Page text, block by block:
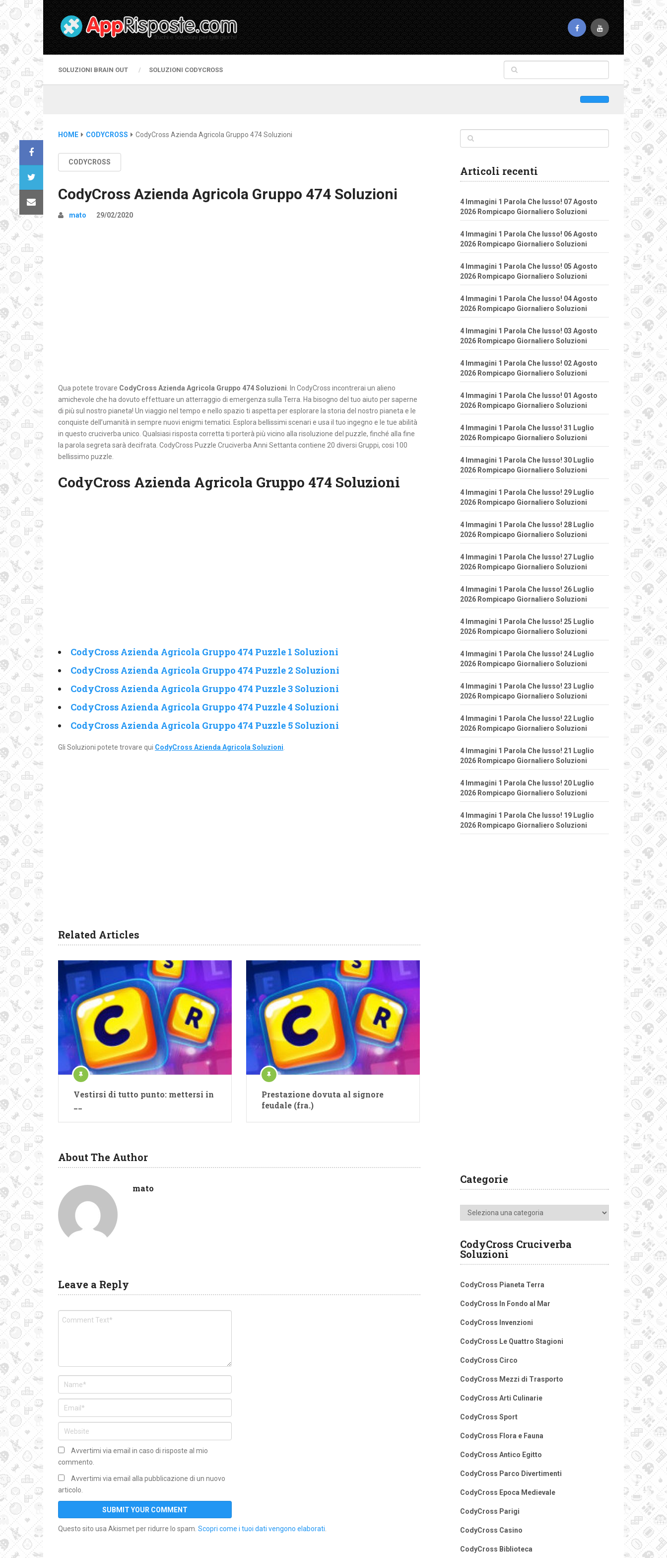
SOLUZIONI BRAIN OUT SOLUZIONI CODYCROSS
HOME CODYCROSS CodyCross Azienda Agricola Gruppo 474 Soluzioni
CODYCROSS
CodyCross Azienda Agricola Gruppo 474 Soluzioni
mato 29/02/2020
Qua potete trovare CodyCross Azienda Agricola Gruppo 474 Soluzioni . In CodyCross incontrerai un alieno
amichevole che ha dovuto effettuare un atterraggio di emergenza sulla Terra. Ha bisogno del tuo aiuto per saperne
di più sul nostro pianeta! Un viaggio nel tempo e nello spazio ti aspetta per esplorare la storia del nostro pianeta e le
conquiste dell’umanità in sempre nuovi enigmi tematici. Esplora bellissimi scenari e usa il tuo ingegno e le tue abilità
in questo cruciverba unico. Qualsiasi risposta corretta ti porterà più vicino alla risoluzione del puzzle, finché alla fine
la parola segreta sarà decifrata. CodyCross Puzzle Cruciverba Anni Settanta contiene 20 diversi Gruppi, cosi 100
bellissimo puzzle.
CodyCross Azienda Agricola Gruppo 474 Soluzioni
CodyCross Azienda Agricola Gruppo 474 Puzzle 1 Soluzioni
CodyCross Azienda Agricola Gruppo 474 Puzzle 2 Soluzioni
CodyCross Azienda Agricola Gruppo 474 Puzzle 3 Soluzioni
CodyCross Azienda Agricola Gruppo 474 Puzzle 4 Soluzioni
CodyCross Azienda Agricola Gruppo 474 Puzzle 5 Soluzioni
Gli Soluzioni potete trovare qui CodyCross Azienda Agricola Soluzioni
Related Articles
Vestirsi di tutto punto: mettersi in
Prestazione dovuta al signore
feudale (fra.)
About The Author
mato
Leave a Reply
Avvertimi via email in caso di risposte al mio
commento.
Avvertimi via email alla pubblicazione di un nuovo
articolo.
Questo sito usa Akismet per ridurre lo spam. Scopri come i tuoi dati vengono elaborati
Articoli recenti
4 Immagini 1 Parola Che lusso! 07 Agosto
2026 Rompicapo Giornaliero Soluzioni
4 Immagini 1 Parola Che lusso! 06 Agosto
2026 Rompicapo Giornaliero Soluzioni
4 Immagini 1 Parola Che lusso! 05 Agosto
2026 Rompicapo Giornaliero Soluzioni
4 Immagini 1 Parola Che lusso! 04 Agosto
2026 Rompicapo Giornaliero Soluzioni
4 Immagini 1 Parola Che lusso! 03 Agosto
2026 Rompicapo Giornaliero Soluzioni
4 Immagini 1 Parola Che lusso! 02 Agosto
2026 Rompicapo Giornaliero Soluzioni
4 Immagini 1 Parola Che lusso! 01 Agosto
2026 Rompicapo Giornaliero Soluzioni
4 Immagini 1 Parola Che lusso! 31 Luglio
2026 Rompicapo Giornaliero Soluzioni
4 Immagini 1 Parola Che lusso! 30 Luglio
2026 Rompicapo Giornaliero Soluzioni
4 Immagini 1 Parola Che lusso! 29 Luglio
2026 Rompicapo Giornaliero Soluzioni
4 Immagini 1 Parola Che lusso! 28 Luglio
2026 Rompicapo Giornaliero Soluzioni
4 Immagini 1 Parola Che lusso! 27 Luglio
2026 Rompicapo Giornaliero Soluzioni
4 Immagini 1 Parola Che lusso! 26 Luglio
2026 Rompicapo Giornaliero Soluzioni
4 Immagini 1 Parola Che lusso! 25 Luglio
2026 Rompicapo Giornaliero Soluzioni
4 Immagini 1 Parola Che lusso! 24 Luglio
2026 Rompicapo Giornaliero Soluzioni
4 Immagini 1 Parola Che lusso! 23 Luglio
2026 Rompicapo Giornaliero Soluzioni
4 Immagini 1 Parola Che lusso! 22 Luglio
2026 Rompicapo Giornaliero Soluzioni
4 Immagini 1 Parola Che lusso! 21 Luglio
2026 Rompicapo Giornaliero Soluzioni
4 Immagini 1 Parola Che lusso! 20 Luglio
2026 Rompicapo Giornaliero Soluzioni
4 Immagini 1 Parola Che lusso! 19 Luglio
2026 Rompicapo Giornaliero Soluzioni
Categorie
Categorie
CodyCross Cruciverba
Soluzioni
CodyCross Pianeta Terra
CodyCross In Fondo al Mar
CodyCross Invenzioni
CodyCross Le Quattro Stagioni
CodyCross Circo
CodyCross Mezzi di Trasporto
CodyCross Arti Culinarie
CodyCross Sport
CodyCross Flora e Fauna
CodyCross Antico Egitto
CodyCross Parco Divertimenti
CodyCross Epoca Medievale
CodyCross Parigi
CodyCross Casino
CodyCross Biblioteca